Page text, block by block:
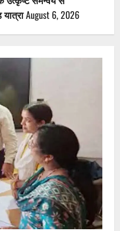
August 6, 2026